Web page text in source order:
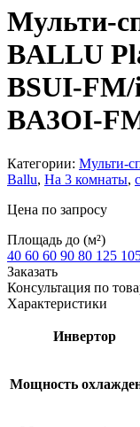
Мульти-
BALLU
BSUI-FM/
BA3OI-
Категории: Мульти-
Ballu, На 3 комнаты,
Цена по запросу
Площадь до (м²)
40 60 60 90 80 125
Заказать
Консультация по
Характеристики
Инвертор
Мощность